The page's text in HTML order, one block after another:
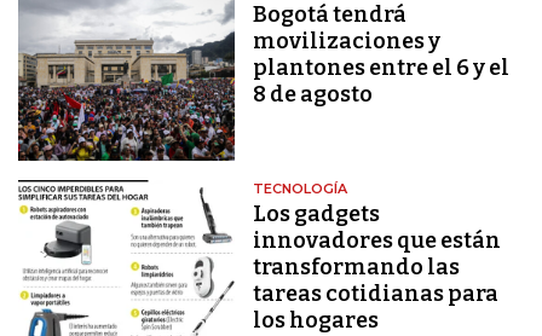
Bogotá tendrá
movilizaciones y
plantones entre el 6 y el
8 de agosto
TECNOLOGÍA
Los gadgets
innovadores que están
transformando las
tareas cotidianas para
los hogares